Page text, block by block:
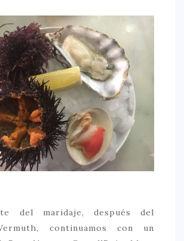
del maridaje, después del
continuamos con un